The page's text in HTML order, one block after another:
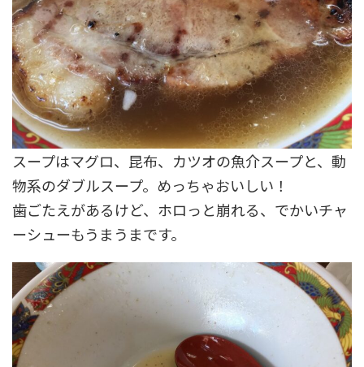
スープはマグロ、昆布、カツオの魚介スープと、動
物系のダブルスープ。めっちゃおいしい！
歯ごたえがあるけど、ホロっと崩れる、でかいチャ
ーシューもうまうまです。